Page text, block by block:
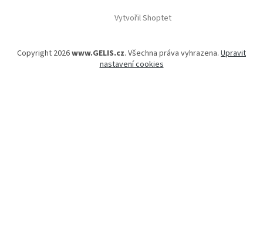
Vytvořil Shoptet
Copyright 2026www.GELIS.cz. Všechna práva vyhrazena. Upravit
nastavení cookies